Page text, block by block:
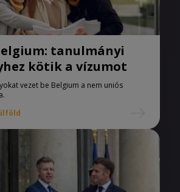
tanulmányi
kötik a vízumot
vezet be Belgium a nem uniós